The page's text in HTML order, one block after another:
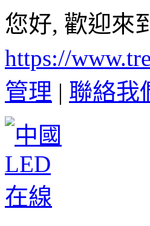
您好, 歡迎來
https://
管理 | 聯絡我